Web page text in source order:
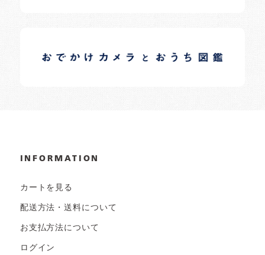
日常の様子など随時更新中です。
INFORMATION
カートを見る
配送方法・送料について
お支払方法について
ログイン